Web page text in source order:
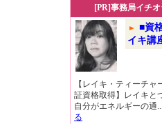
[PR]事務局イチ
■資
イキ講
【レイキ・ティーチャ
証資格取得】レイキと
自分がエネルギーの通...
る